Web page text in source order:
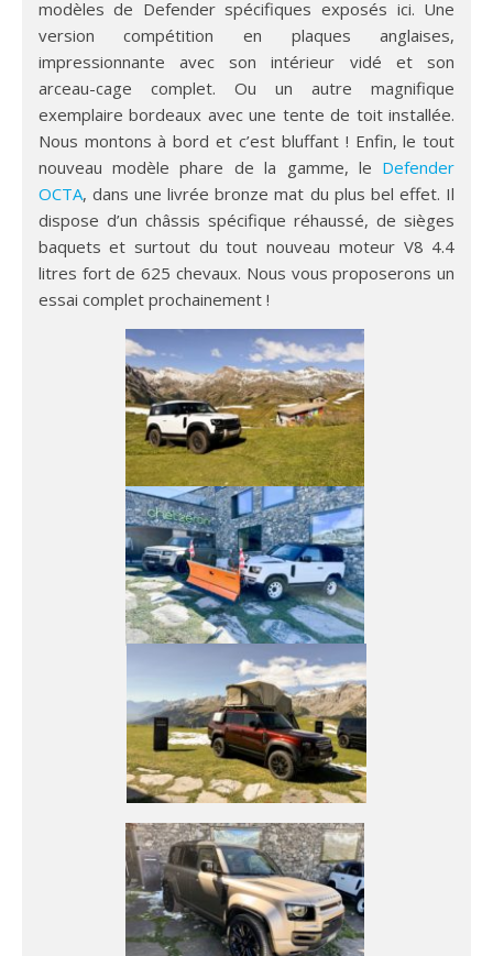
modèles de Defender spécifiques exposés ici. Une
version compétition en plaques anglaises,
impressionnante avec son intérieur vidé et son
arceau-cage complet. Ou un autre magnifique
exemplaire bordeaux avec une tente de toit installée.
Nous montons à bord et c’est bluffant ! Enfin, le tout
nouveau modèle phare de la gamme, le Defender
OCTA, dans une livrée bronze mat du plus bel effet. Il
dispose d’un châssis spécifique réhaussé, de sièges
baquets et surtout du tout nouveau moteur V8 4.4
litres fort de 625 chevaux. Nous vous proposerons un
essai complet prochainement !